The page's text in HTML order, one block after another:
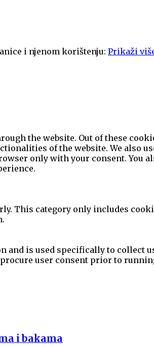
i njenom korištenju: Prikaži
the website. Out of these
of the website. We also
only with your consent. You
This category only includes
is used specifically to collect
user consent prior to
i bakama